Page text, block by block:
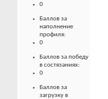
0
Баллов за
наполнение
профиля:
0
Баллов за победу
в состязаниях:
0
Баллов за
загрузку в